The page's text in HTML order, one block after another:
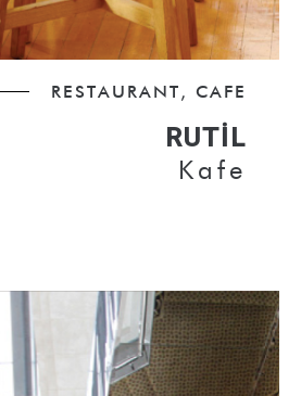
RESTAURANT, CAFE
RUTIL
Kafe